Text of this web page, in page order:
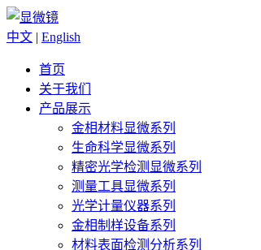
中文 | English
首页
关于我们
产品展示
金相材料显微系列
生命科学显微系列
精密光学检测显微系列
测量工具显微系列
光学计量仪器系列
金相制样设备系列
材料表面检测分析系列